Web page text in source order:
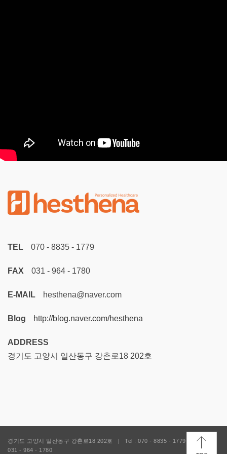
TEL 070 - 8835 - 1779
FAX 031 - 964 - 1780
E-MAIL hesthena@naver.com
Blog http://blog.naver.com/hesthena
ADDRESS
경기도 고양시 일산동구 강촌로18 202호
경기도 고양시 일산동구 강촌로18 202호 | Tel : 070 - 8835 - 1779
Fax :
031 - 964 - 1780